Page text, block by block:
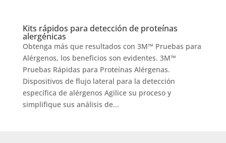
Kits rápidos para detección de proteínas
alergénicas
Obtenga más que resultados con 3M™ Pruebas para
Alérgenos, los beneficios son evidentes. 3M™
Pruebas Rápidas para Proteínas Alérgenas.
Dispositivos de flujo lateral para la detección
específica de alérgenos Agilice su proceso y
simplifique sus análisis de...